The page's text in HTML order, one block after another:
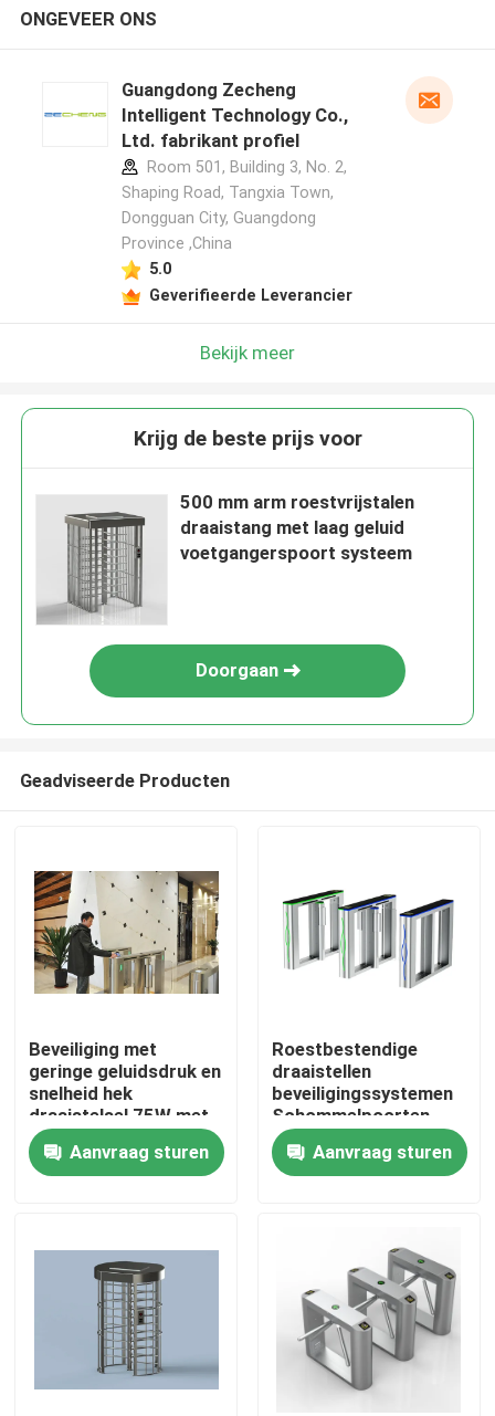
Thuis
Producten
Over ons
Fabrieksreis
ONGEVEER ONS
Guangdong Zecheng
Intelligent Technology Co.,
Ltd. fabrikant profiel
Room 501, Building 3, No. 2,
Shaping Road, Tangxia Town,
Dongguan City, Guangdong
Province ,China
5.0
Geverifieerde Leverancier
Bekijk meer
Krijg de beste prijs voor
500 mm arm roestvrijstalen
draaistang met laag geluid
voetgangerspoort systeem
Doorgaan
Geadviseerde Producten
Beveiliging met
geringe geluidsdruk en
snelheid hek
draaistelsel 75W met
kaartlezer
Aanvraag sturen
Roestbestendige
draaistellen
beveiligingssystemen
Schommelpoorten
Automatisch 75W
Aanvraag sturen